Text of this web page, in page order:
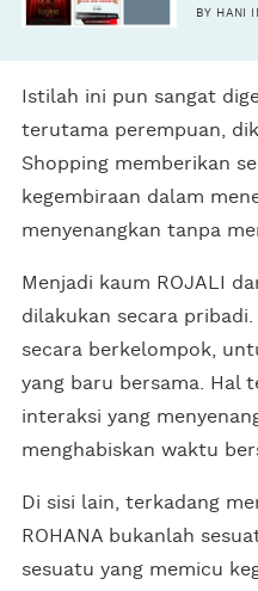
BY HANI
Istilah ini pun sangat
terutama perempuan,
Shopping memberikan
kegembiraan dalam
menyenangkan tanpa
Menjadi kaum ROJALI
dilakukan secara
secara berkelompok,
yang baru bersama. Hal
interaksi yang
menghabiskan waktu
Di sisi lain, terkadang
ROHANA bukanlah
sesuatu yang memicu